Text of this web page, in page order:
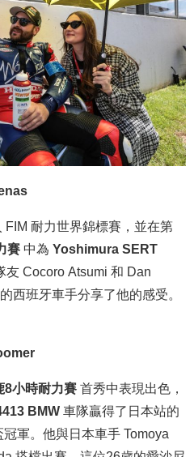
FIM 耐力世界錦標賽，並在第
賽 中為 Yoshimura SERT
友 Cocoro Atsumi 和 Dan
西班牙車手分享了他的感受。
8小時耐力賽 首秀中表現出色，
BMW 車隊贏得了日本站的
軍。他與日本車手 Tomoya